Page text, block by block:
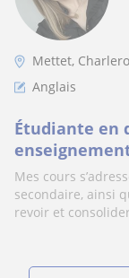
Mettet,
Anglais
Étudiante en
d’anglais
Charleroi
Mes cours
secondaire, ainsi
revoir et